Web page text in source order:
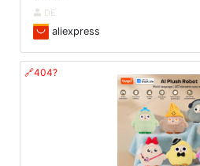
DE
aliexpress
🔗404?